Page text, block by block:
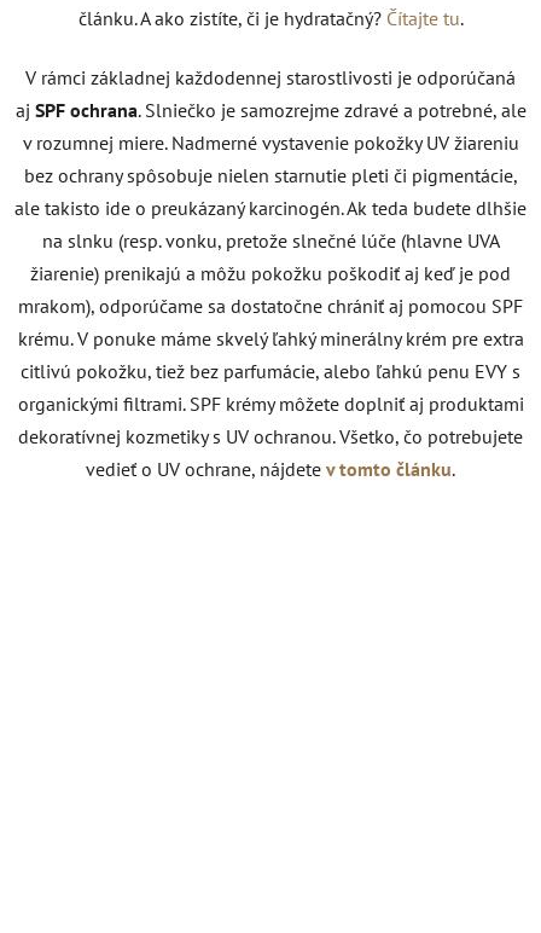
článku. A ako zistíte, či je hydratačný? Čítajte tu.
V rámci základnej každodennej starostlivosti je odporúčaná
aj SPF ochrana. Slniečko je samozrejme zdravé a potrebné, ale
v rozumnej miere. Nadmerné vystavenie pokožky UV žiareniu
bez ochrany spôsobuje nielen starnutie pleti či pigmentácie,
ale takisto ide o preukázaný karcinogén. Ak teda budete dlhšie
na slnku (resp. vonku, pretože slnečné lúče (hlavne UVA
žiarenie) prenikajú a môžu pokožku poškodiť aj keď je pod
mrakom), odporúčame sa dostatočne chrániť aj pomocou SPF
krému. V ponuke máme skvelý ľahký minerálny krém pre extra
citlivú pokožku, tiež bez parfumácie, alebo ľahkú penu EVY s
organickými filtrami. SPF krémy môžete doplniť aj produktami
dekoratívnej kozmetiky s UV ochranou. Všetko, čo potrebujete
vedieť o UV ochrane, nájdete v tomto článku.